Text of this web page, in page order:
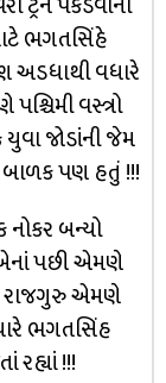
ભગતસિંહે
અડધાથી વધારે
વસ્ત્રો
જોડાંની જેમ
બાળક પણ હતું !!!
બન્યો
પછી એમણે
રાજગુરુ એમણે
ભગતસિંહ
રહ્યાં !!!